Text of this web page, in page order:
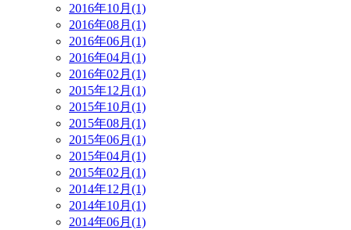
2016年10月(1)
2016年08月(1)
2016年06月(1)
2016年04月(1)
2016年02月(1)
2015年12月(1)
2015年10月(1)
2015年08月(1)
2015年06月(1)
2015年04月(1)
2015年02月(1)
2014年12月(1)
2014年10月(1)
2014年06月(1)